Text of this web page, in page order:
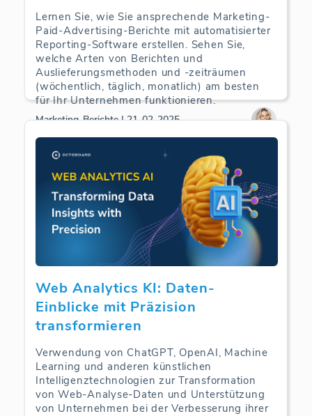
Lernen Sie, wie Sie ansprechende Marketing-
Paid-Advertising-Berichte mit automatisierter
Reporting-Software erstellen. Sehen Sie,
welche Arten von Berichten und
Auslieferungsmethoden und -zeiträumen
(wöchentlich, täglich, monatlich) am besten
für Ihr Unternehmen funktionieren.
Marketing-Berichte | 21-02-2025
Web Analytics KI: Daten-
Einblicke mit Präzision
transformieren
Verwendung von ChatGPT, OpenAI, Machine
Learning und anderen künstlichen
Intelligenztechnologien zur Transformation
von Web-Analyse-Daten und Unterstützung
von Unternehmen bei der Verbesserung ihrer